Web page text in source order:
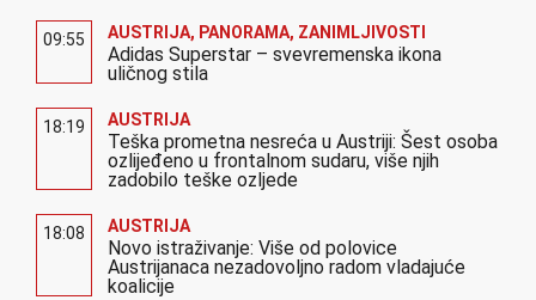
09:55 AUSTRIJA, PANORAMA, ZANIMLJIVOSTI
Adidas Superstar – svevremenska ikona
uličnog stila
18:19 AUSTRIJA
Teška prometna nesreća u Austriji: Šest osoba
ozlijeđeno u frontalnom sudaru, više njih
zadobilo teške ozljede
18:08 AUSTRIJA
Novo istraživanje: Više od polovice
Austrijanaca nezadovoljno radom vladajuće
koalicije